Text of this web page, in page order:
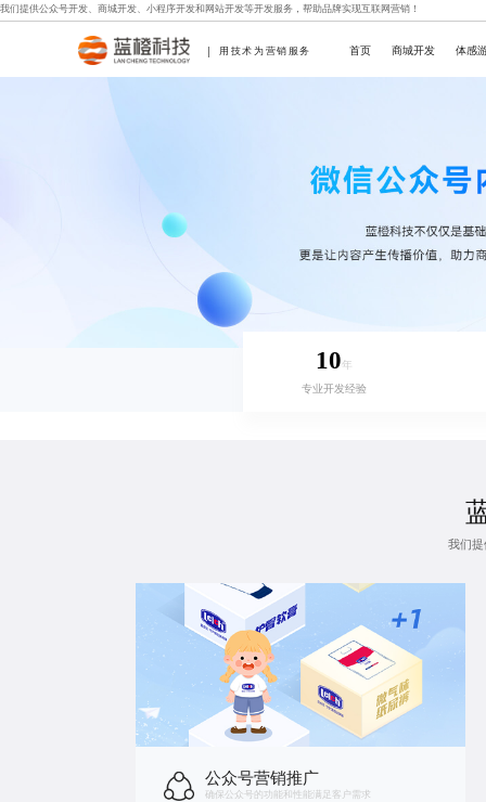
我们提供公众号开发、 商城开发、 小程序开发和 网站开发等开发服务，帮助品牌实现互联网营销！
用技术为营销服务 首页 商城开发 体感
10年
专业开发经验
我们提
公众号营销推广
确保公众号的功能和性能满足客户需求